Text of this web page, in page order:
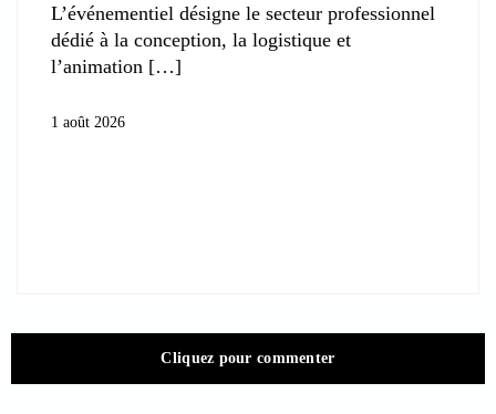
L’événementiel désigne le secteur professionnel
dédié à la conception, la logistique et
l’animation
1 août 2026
Cliquez pour commenter